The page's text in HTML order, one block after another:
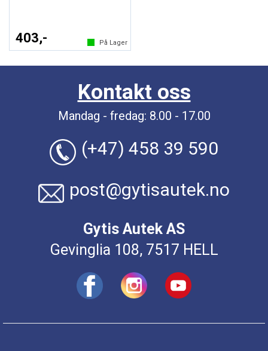
403,- På Lager
Kontakt oss
Mandag - fredag: 8.00 - 17.00
(+47) 458 39 590
post@gytisautek.no
Gytis Autek AS
Gevinglia 108, 7517 HELL